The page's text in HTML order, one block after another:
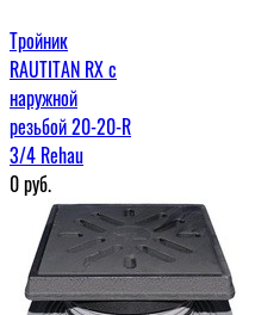
Тройник
RAUTITAN RX с
наружной
резьбой 20-20-R
3/4 Rehau
0руб.